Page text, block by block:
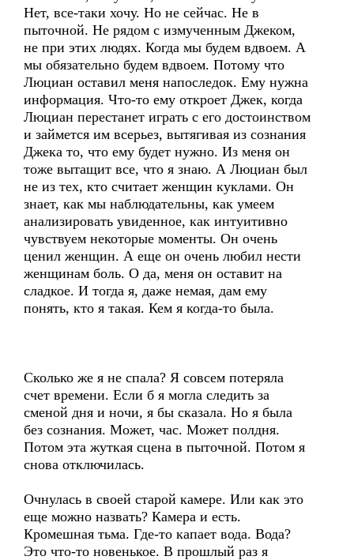
Нет, все-таки хочу. Но не сейчас. Не в
пыточной. Не рядом с измученным Джеком,
не при этих людях. Когда мы будем вдвоем. А
мы обязательно будем вдвоем. Потому что
Люциан оставил меня напоследок. Ему нужна
информация. Что-то ему откроет Джек, когда
Люциан перестанет играть с его достоинством
и займется им всерьез, вытягивая из сознания
Джека то, что ему будет нужно. Из меня он
тоже вытащит все, что я знаю. А Люциан был
не из тех, кто считает женщин куклами. Он
знает, как мы наблюдательны, как умеем
анализировать увиденное, как интуитивно
чувствуем некоторые моменты. Он очень
ценил женщин. А еще он очень любил нести
женщинам боль. О да, меня он оставит на
сладкое. И тогда я, даже немая, дам ему
понять, кто я такая. Кем я когда-то была.
Сколько же я не спала? Я совсем потеряла
счет времени. Если б я могла следить за
сменой дня и ночи, я бы сказала. Но я была
без сознания. Может, час. Может полдня.
Потом эта жуткая сцена в пыточной. Потом я
снова отключилась.
Очнулась в своей старой камере. Или как это
еще можно назвать? Камера и есть.
Кромешная тьма. Где-то капает вода. Вода?
Это что-то новенькое. В прошлый раз я